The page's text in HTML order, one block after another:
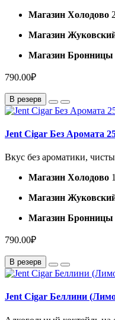
Магазин Холодово 2
Магазин
Магазин Бронницы
790.00₽
В резерв
Jent Cigar Без Аромата
Вкус без ароматики,
Магазин Холодово 1
Магазин
Магазин Бронницы
790.00₽
В резерв
Jent Cigar Беллини